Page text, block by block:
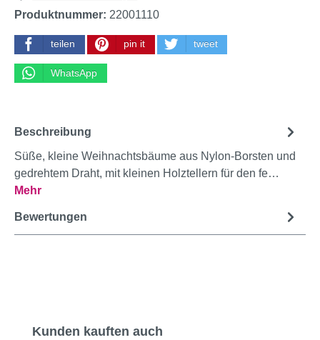
Produktnummer: 22001110
teilen pin it tweet
WhatsApp
Beschreibung
Süße, kleine Weihnachtsbäume aus Nylon-Borsten und
gedrehtem Draht, mit kleinen Holztellern für den fe…
Mehr
Bewertungen
Produktgalerie überspringen
Kunden kauften auch